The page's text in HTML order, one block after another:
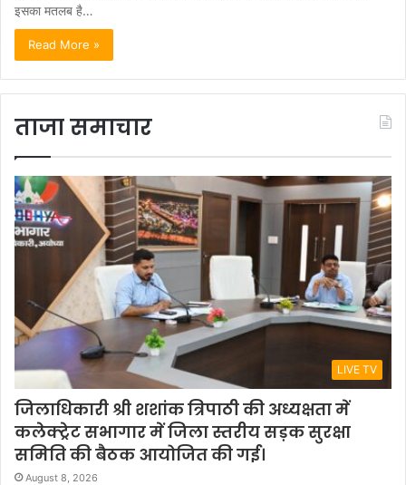
इसका मतलब है…
Read More »
ताजा समाचार
LIVE TV
जिलाधिकारी श्री शशांक त्रिपाठी की अध्यक्षता में
कलेक्ट्रेट सभागार में जिला स्तरीय सड़क सुरक्षा
समिति की बैठक आयोजित की गई।
August 8, 2026